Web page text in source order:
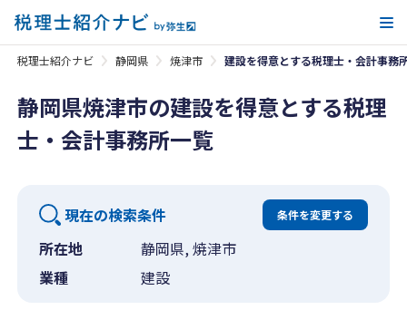
税理士紹介ナビ 静岡県 焼津市 建設を得意とする税理士・会計事務
静岡県焼津市の建設を得意とする税理
士・会計事務所一覧
現在の検索条件 条件を変更する
所在地
静岡県, 焼津市
業種
建設